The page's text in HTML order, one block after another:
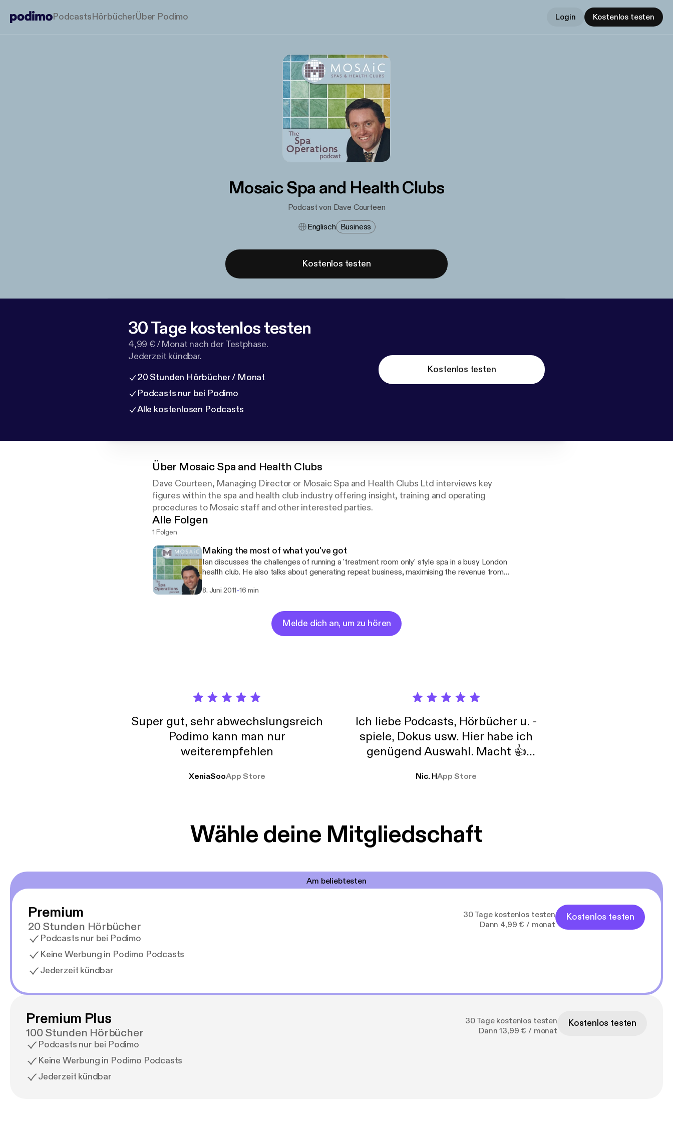
PodcastsHörbücherÜber Podimo Login Kostenlos testen
Mosaic Spa and Health Clubs
Podcast von Dave Courteen
Englisch Business
Kostenlos testen
30 Tage kostenlos testen
4,99 € / Monat nach der Testphase.
Jederzeit kündbar.
20 Stunden Hörbücher / Monat
Podcasts nur bei Podimo
Alle kostenlosen Podcasts
Kostenlos testen
Über Mosaic Spa and Health Clubs
Dave Courteen, Managing Director or Mosaic Spa and Health Clubs Ltd interviews key
figures within the spa and health club industry offering insight, training and operating
procedures to Mosaic staff and other interested parties.
Alle Folgen
1 Folgen
Making the most of what you've got
Ian discusses the challenges of running a 'treatment room only' style spa in a busy London
health club. He also talks about generating repeat business, maximising the revenue from
8. Juni 2011-16 min
Melde dich an, um zu hören
Super gut, sehr abwechslungsreich
Podimo kann man nur
weiterempfehlen
XeniaSooApp Store
Ich liebe Podcasts, Hörbücher u. -
spiele, Dokus usw. Hier habe ich
genügend Auswahl. Macht 👍
Nic. HApp Store
Wähle deine Mitgliedschaft
Am beliebtesten
Premium
20 Stunden Hörbücher
Podcasts nur bei Podimo
Keine Werbung in Podimo Podcasts
Jederzeit kündbar
30 Tage kostenlos testen
Dann 4,99 € / monat
Kostenlos testen
Premium Plus
100 Stunden Hörbücher
Podcasts nur bei Podimo
Keine Werbung in Podimo Podcasts
Jederzeit kündbar
30 Tage kostenlos testen
Dann 13,99 € / monat
Kostenlos testen